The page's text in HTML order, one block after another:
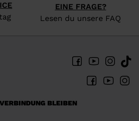
EINE FRAGE?
Lesen du unsere FAQ
BLEIBEN